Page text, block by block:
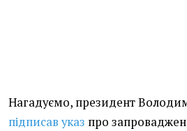
Нагадуємо, президент
підписав указ про